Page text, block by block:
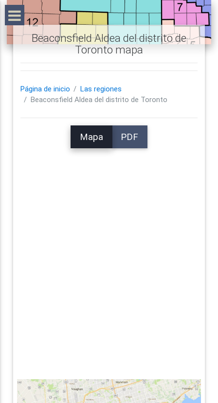
Beaconsfield Aldea del distrito de
Toronto mapa
Página de inicio
Las regiones
Beaconsfield Aldea del distrito de Toronto
Mapa PDF